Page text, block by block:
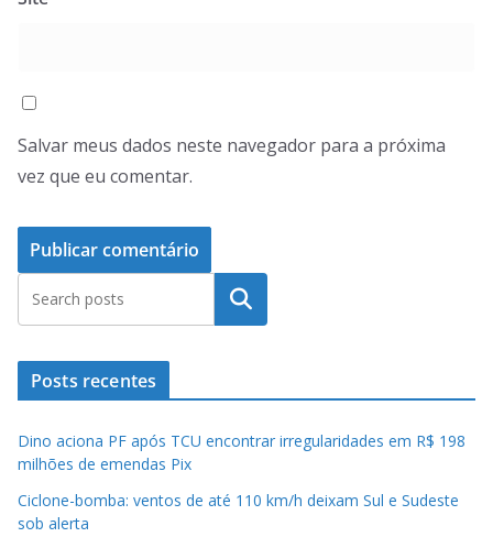
Salvar meus dados neste navegador para a próxima
vez que eu comentar.
Pesquisar
Posts recentes
Dino aciona PF após TCU encontrar irregularidades em R$ 198
milhões de emendas Pix
Ciclone-bomba: ventos de até 110 km/h deixam Sul e Sudeste
sob alerta